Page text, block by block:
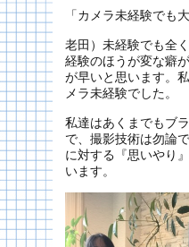
「カメラ未経験でも
老田）未経験でも全
経験のほうが変な癖
が早いと思います。
メラ未経験でした。
私達はあくまでもブ
で、撮影技術は勿論
に対する『思いやり
います。